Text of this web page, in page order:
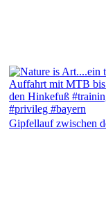
Gipfellauf zwischen